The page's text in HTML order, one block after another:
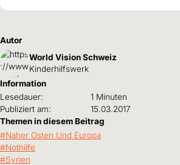
Autor
World Vision Schweiz
Kinderhilfswerk
Information
Lesedauer:
1 Minuten
Publiziert am:
15.03.2017
Themen in diesem Beitrag
Naher Osten Und Europa
Nothilfe
Syrien